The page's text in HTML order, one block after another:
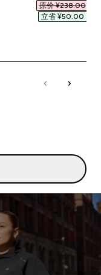
原价 ¥238.00‎
立省 ¥50.00‎